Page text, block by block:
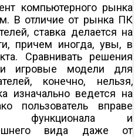
компьютерного рынка
В отличие от рынка ПК
ставка делается на
причем иногда, увы, в
Сравнивать решения
игровые модели для
конечно, нельзя,
изначально ведется на
пользователь вправе
функционала и
вида даже от